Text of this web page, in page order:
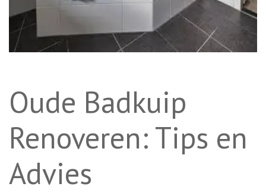
Oude Badkuip
Renoveren: Tips en
Advies